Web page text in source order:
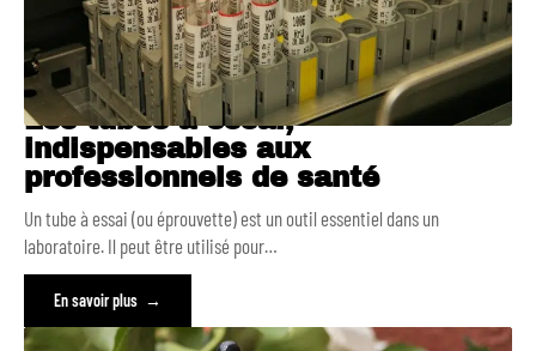
Les tubes à essai,
indispensables aux
professionnels de santé
Un tube à essai (ou éprouvette) est un outil essentiel dans un
laboratoire. Il peut être utilisé pour…
En savoir plus